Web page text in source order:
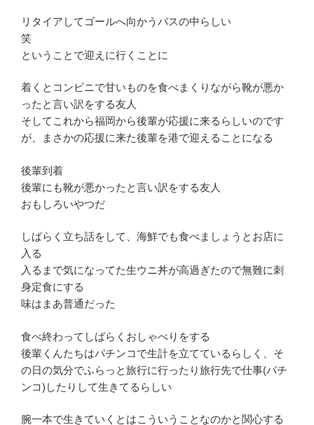
リタイアしてゴールへ向かうバスの中らしい
笑
ということで迎えに行くことに
着くとコンビニで甘いものを食べまくりながら靴が悪か
ったと言い訳をする友人
そしてこれから福岡から後輩が応援に来るらしいのです
が、まさかの応援に来た後輩を港で迎えることになる
後輩到着
後輩にも靴が悪かったと言い訳をする友人
おもしろいやつだ
しばらく立ち話をして、海鮮でも食べましょうとお店に
入る
入るまで気になってた生ウニ丼が高過ぎたので無難に刺
身定食にする
味はまあ普通だった
食べ終わってしばらくおしゃべりをする
後輩くんたちはパチンコで生計を立てているらしく、そ
の日の気分でふらっと旅行に行ったり旅行先で仕事(パチ
ンコ)したりして生きてるらしい
腕一本で生きていくとはこういうことなのかと関心する